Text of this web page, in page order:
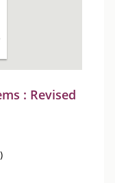
: Revised